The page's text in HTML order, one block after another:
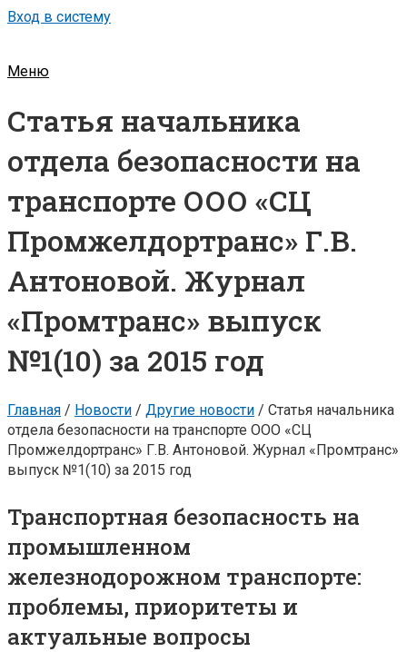
Вход в систему
Меню
Статья начальника
отдела безопасности на
транспорте ООО «СЦ
Промжелдортранс» Г.В.
Антоновой. Журнал
«Промтранс» выпуск
№1(10) за 2015 год
Главная / Новости / Другие новости / Статья начальника
отдела безопасности на транспорте ООО «СЦ
Промжелдортранс» Г.В. Антоновой. Журнал «Промтранс»
выпуск №1(10) за 2015 год
Транспортная безопасность на
промышленном
железнодорожном транспорте:
проблемы, приоритеты и
актуальные вопросы